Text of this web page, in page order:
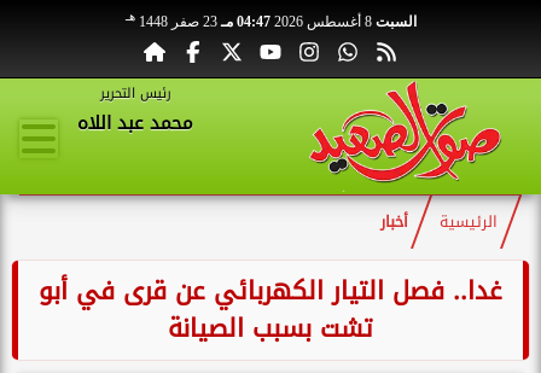
السبت 8 أغسطس 2026 04:47 مـ 23 صفر 1448 هـ
رئيس التحرير
محمد عبد اللاه
الرئيسية أخبار
غدا.. فصل التيار الكهربائي عن قرى في أبو
تشت بسبب الصيانة